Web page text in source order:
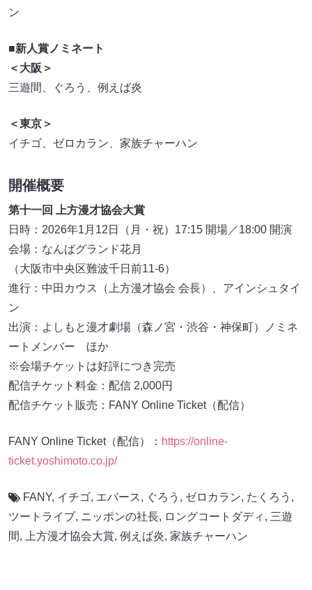
ン
■新人賞ノミネート
＜大阪＞
三遊間、ぐろう、例えば炎
＜東京＞
イチゴ、ゼロカラン、家族チャーハン
開催概要
第十一回 上方漫才協会大賞
日時：2026年1月12日（月・祝）17:15 開場／18:00 開演
会場：なんばグランド花月
（大阪市中央区難波千日前11-6）
進行：中田カウス（上方漫才協会 会長）、アインシュタイ
ン
出演：よしもと漫才劇場（森ノ宮・渋谷・神保町）ノミネ
ートメンバー ほか
※会場チケットは好評につき完売
配信チケット料金：配信 2,000円
配信チケット販売：FANY Online Ticket（配信）
FANY Online Ticket（配信）： https://online-
ticket.yoshimoto.co.jp/
FANY, イチゴ, エバース, ぐろう , ゼロカラン, たくろう ,
ツートライブ, ニッポンの社長, ロングコートダディ , 三遊
間, 上方漫才協会大賞, 例えば炎, 家族チャーハン